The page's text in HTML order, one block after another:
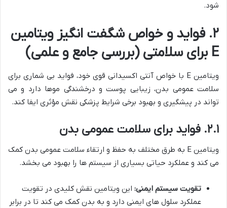
شود.
۲. فواید و خواص شگفت انگیز ویتامین
E برای سلامتی (بررسی جامع و علمی)
ویتامین E با خواص آنتی اکسیدانی قوی خود، فواید بی شماری برای
سلامت عمومی بدن، زیبایی پوست و درخشندگی موها دارد و می
تواند در پیشگیری و بهبود برخی شرایط پزشکی نقش مؤثری ایفا کند.
۲.۱. فواید برای سلامت عمومی بدن
ویتامین E به طرق مختلف به حفظ و ارتقاء سلامت عمومی بدن کمک
می کند و عملکرد حیاتی بسیاری از سیستم ها را بهبود می بخشد.
تقویت سیستم ایمنی: این ویتامین نقش کلیدی در تقویت
عملکرد سلول های ایمنی دارد و به بدن کمک می کند تا در برابر